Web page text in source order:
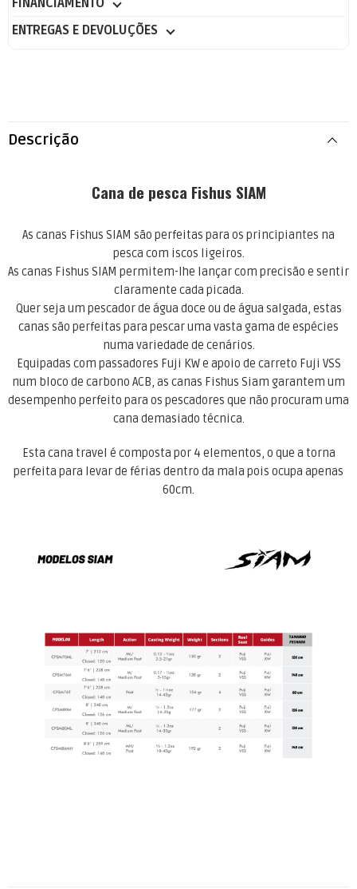
ENTREGAS E DEVOLUÇÕES
Descrição
Cana de pesca Fishus SIAM
As canas Fishus SIAM são perfeitas para os principiantes na
pesca com iscos ligeiros.
As canas Fishus SIAM permitem-lhe lançar com precisão e sentir
claramente cada picada.
Quer seja um pescador de água doce ou de água salgada, estas
canas são perfeitas para pescar uma vasta gama de espécies
numa variedade de cenários.
Equipadas com passadores Fuji KW e apoio de carreto Fuji VSS
num bloco de carbono ACB, as canas Fishus Siam garantem um
desempenho perfeito para os pescadores que não procuram uma
cana demasiado técnica.
Esta cana travel é composta por 4 elementos, o que a torna
perfeita para levar de férias dentro da mala pois ocupa apenas
60cm.